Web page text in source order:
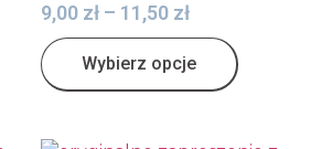
9,00 zł – 11,50 zł
Wybierz opcje